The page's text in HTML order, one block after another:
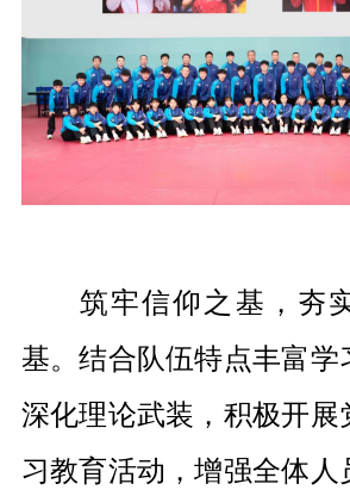
筑牢信仰之基，夯
基。结合队伍特点丰富学
深化理论武装，积极开展
习教育活动，增强全体人